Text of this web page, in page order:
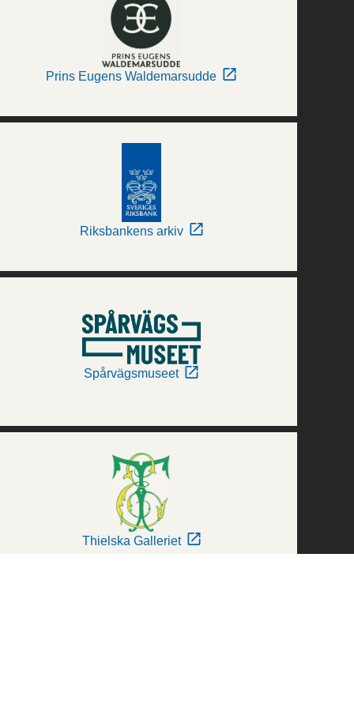
Prins Eugens Waldemarsudde
Riksbankens arkiv
Spårvägsmuseet
Thielska Galleriet